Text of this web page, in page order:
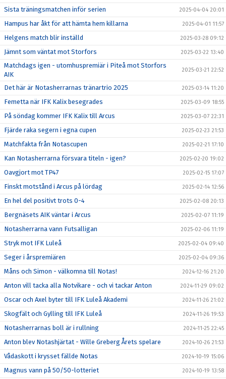
Sista träningsmatchen inför serien 2025-04-04 20:01
Hampus har åkt för att hämta hem killarna 2025-04-01 11:57
Helgens match blir inställd 2025-03-28 09:12
Jämnt som väntat mot Storfors 2025-03-22 13:40
Matchdags igen - utomhuspremiär i Piteå mot Storfors
AIK
2025-03-21 22:52
Det här är Notasherrarnas tränartrio 2025 2025-03-14 11:20
Femetta när IFK Kalix besegrades 2025-03-09 18:55
På söndag kommer IFK Kalix till Arcus 2025-03-07 22:31
Fjärde raka segern i egna cupen 2025-02-23 21:53
Matchfakta från Notascupen 2025-02-21 17:10
Kan Notasherrarna försvara titeln - igen? 2025-02-20 19:02
Oavgjort mot TP47 2025-02-15 17:07
Finskt motstånd i Arcus på lördag 2025-02-14 12:56
En hel del positivt trots 0-4 2025-02-08 20:13
Bergnäsets AIK väntar i Arcus 2025-02-07 11:19
Notasherrarna vann Futsalligan 2025-02-06 11:19
Stryk mot IFK Luleå 2025-02-04 09:40
Seger i årspremiären 2025-02-04 09:36
Måns och Simon - välkomna till Notas! 2024-12-16 21:20
Anton vill tacka alla Notvikare - och vi tackar Anton 2024-11-29 09:02
Oscar och Axel byter till IFK Luleå Akademi 2024-11-26 21:02
Skogfält och Gylling till IFK Luleå 2024-11-26 19:53
Notasherrarnas boll är i rullning 2024-11-25 22:45
Anton blev Notashjärtat - Wille Greberg Årets spelare 2024-10-26 21:53
Vådaskott i krysset fällde Notas 2024-10-19 15:06
Magnus vann på 50/50-lotteriet 2024-10-19 13:58